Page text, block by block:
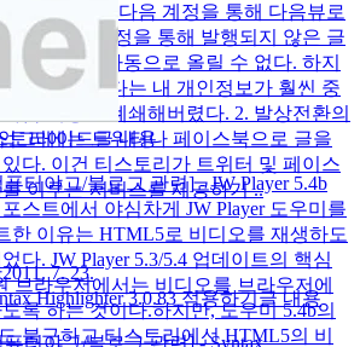
리 블로그는 다음 계정을 통해 다음뷰로
고, 이런 과정을 통해 발행되지 않은 글
이스북에 자동으로 올릴 수 없다. 하지
한 편이성보다는 내 개인정보가 훨씬 중
다음 계정을 폐쇄해버렸다. 2. 발상전환의
토리에는 트위터나 페이스북으로 글을
다. 이건 티스토리가 트위터 및 페이스
이루는 서비스를 제공하기 ..
그레이드글 내용
퓨터야그/블로그 관련] - JW Player 5.4b
스트에서 야심차게 JW Player 도우미를
한 이유는 HTML5로 비디오를 재생하도
다. JW Player 5.3/5.4 업데이트의 핵심
브라우저에서는 비디오를 브라우저에
록 하는 것이다.하지만, 도우미 5.4b의
불구하고 티스토리에선 HTML5의 비
2011. 7. 23.
Highlighter 3.0.83 적용하기글 내용